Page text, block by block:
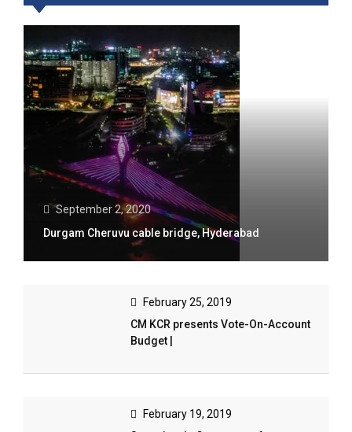
September 2, 2020
Durgam Cheruvu cable bridge, Hyderabad
February 25, 2019
CM KCR presents Vote-On-Account
Budget |
February 19, 2019